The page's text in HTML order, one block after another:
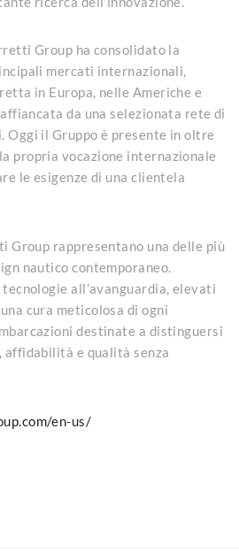
Group ha consolidato la
mercati internazionali,
in Europa, nelle Americhe e
da una selezionata rete di
Oggi il Gruppo è presente in oltre
propria vocazione internazionale
le esigenze di una clientela
rappresentano una delle più
nautico contemporaneo.
all’avanguardia, elevati
cura meticolosa di ogni
destinate a distinguersi
affidabilità e qualità senza
en-us/